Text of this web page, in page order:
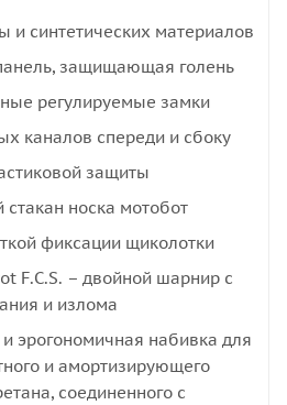
и синтетических материалов
защищающая голень
регулируемые замки
каналов спереди и сбоку
защиты
носка мотобот
фиксации щиколотки
F.C.S. – двойной шарнир с
и излома
эрогономичная набивка для
и амортизирующего
соединенного с